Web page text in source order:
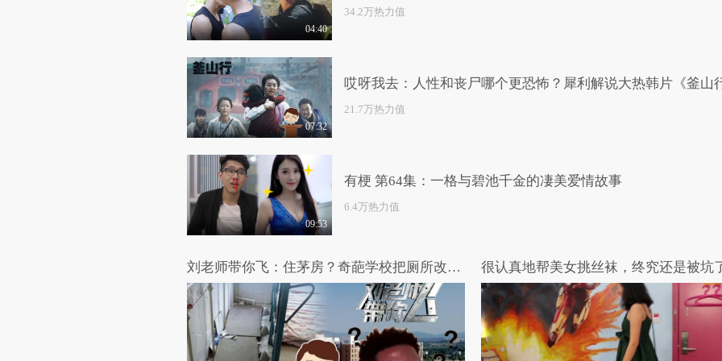
04:40
34.2万热力值
07:32
哎呀我去：人性和丧尸哪个更恐怖？犀利解说大热韩片《釜山
21.7万热力值
09:53
有梗 第64集：一格与碧池千金的凄美爱情故事
6.4万热力值
刘老师带你飞：住茅房？奇葩学校把厕所改成宿舍！ 很认真地帮美女挑丝袜，终究还是被坑